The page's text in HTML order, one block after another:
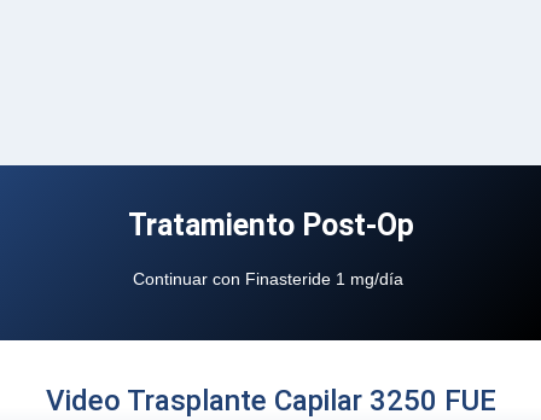
Tratamiento Post-Op
Continuar con Finasteride 1 mg/día
Video Trasplante Capilar 3250 FUE